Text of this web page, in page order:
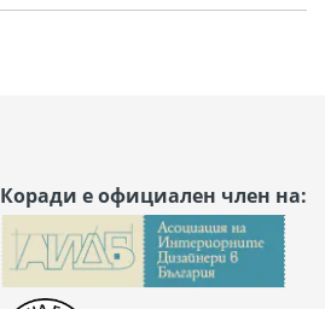
Коради е официален член на: